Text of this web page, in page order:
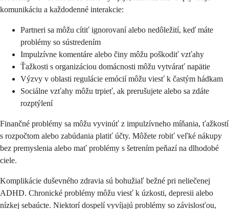
komunikáciu a každodenné interakcie:
Partneri sa môžu cítiť ignorovaní alebo nedôležití, keď máte
problémy so sústredením
Impulzívne komentáre alebo činy môžu poškodiť vzťahy
Ťažkosti s organizáciou domácnosti môžu vytvárať napätie
Výzvy v oblasti regulácie emócií môžu viesť k častým hádkam
Sociálne vzťahy môžu trpieť, ak prerušujete alebo sa zdáte
rozptýlení
Finančné problémy sa môžu vyvinúť z impulzívneho míňania, ťažkostí
s rozpočtom alebo zabúdania platiť účty. Môžete robiť veľké nákupy
bez premyslenia alebo mať problémy s šetrením peňazí na dlhodobé
ciele.
Komplikácie duševného zdravia sú bohužiaľ bežné pri neliečenej
ADHD. Chronické problémy môžu viesť k úzkosti, depresii alebo
nízkej sebaúcte. Niektorí dospelí vyvíjajú problémy so závislosťou,